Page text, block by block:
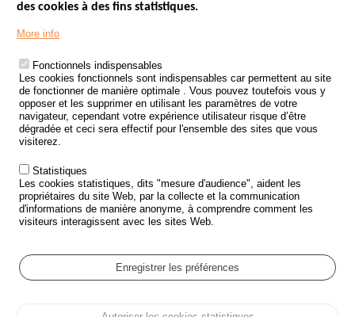
Menu
Footer
LES SITES PUBLICS
ÉTAT DE L’INSÉCURITÉ ROUTIÈRE
TRAITEMENT DES DONNÉES PERSONNELLES DES ACCIDENTS DE
LA ROUTE
ETUDES ET RECHERCHES
APPEL À PROJETS
POLITIQUE DE SÉCURITÉ ROUTIÈRE
Outils
AGENDA
GLOSSAIRE
Cookie settings
des cookies à des fins statistiques.
More info
Fonctionnels indispensables
Les cookies fonctionnels sont indispensables car permettent au site
de fonctionner de manière optimale . Vous pouvez toutefois vous y
opposer et les supprimer en utilisant les paramètres de votre
navigateur, cependant votre expérience utilisateur risque d’être
dégradée et ceci sera effectif pour l'ensemble des sites que vous
visiterez.
Statistiques
Les cookies statistiques, dits "mesure d'audience", aident les
propriétaires du site Web, par la collecte et la communication
d'informations de manière anonyme, à comprendre comment les
visiteurs interagissent avec les sites Web.
Enregistrer les préférences